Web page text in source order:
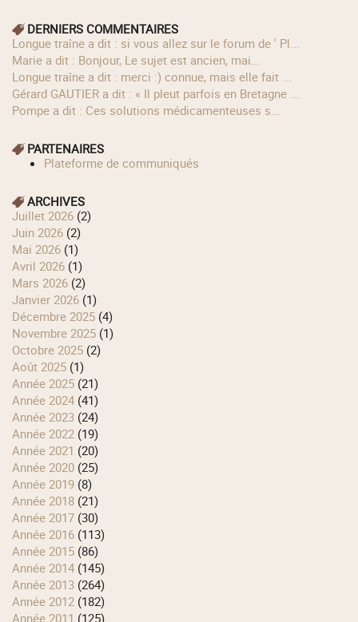
DERNIERS COMMENTAIRES
longue traîne a dit : si vous allez sur le forum de ' Pl...
Marie a dit : Bonjour, Le sujet est ancien, mai...
longue traîne a dit : merci :) connue, mais elle fait ...
Gérard GAUTIER a dit : « Il pleut parfois en Bretagne ...
Pompe a dit : Ces solutions médicamenteuses s...
PARTENAIRES
Plateforme de communiqués
ARCHIVES
juillet 2026 (2)
juin 2026 (2)
mai 2026 (1)
avril 2026 (1)
mars 2026 (2)
janvier 2026 (1)
décembre 2025 (4)
novembre 2025 (1)
octobre 2025 (2)
août 2025 (1)
année 2025 (21)
année 2024 (41)
année 2023 (24)
année 2022 (19)
année 2021 (20)
année 2020 (25)
année 2019 (8)
année 2018 (21)
année 2017 (30)
année 2016 (113)
année 2015 (86)
année 2014 (145)
année 2013 (264)
année 2012 (182)
année 2011 (125)